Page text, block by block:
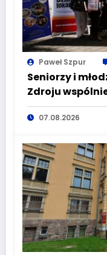
Paweł Szpur
Seniorzy i
Zdroju
i manipulacji
07.08.2026